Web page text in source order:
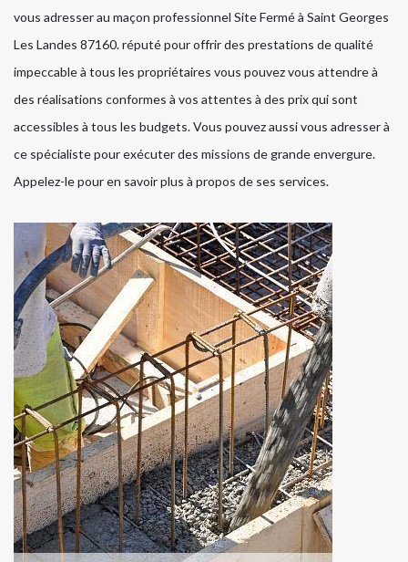
vous adresser au maçon professionnel Site Fermé à Saint Georges
Les Landes 87160. réputé pour offrir des prestations de qualité
impeccable à tous les propriétaires vous pouvez vous attendre à
des réalisations conformes à vos attentes à des prix qui sont
accessibles à tous les budgets. Vous pouvez aussi vous adresser à
ce spécialiste pour exécuter des missions de grande envergure.
Appelez-le pour en savoir plus à propos de ses services.